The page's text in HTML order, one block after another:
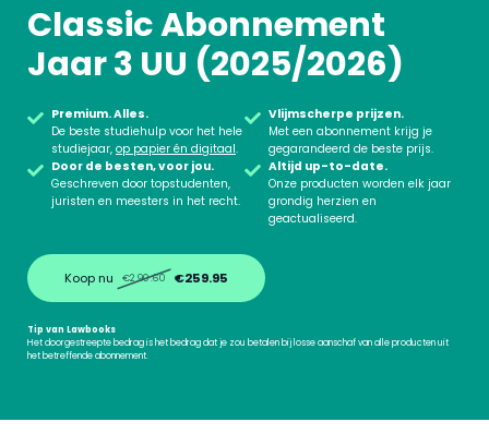
Classic Abonnement
Jaar 3 UU (2025/2026)
Premium. Alles.
De beste studiehulp voor het hele
studiejaar, op papier én digitaal.
Vlijmscherpe prijzen.
Met een abonnement krijg je
gegarandeerd de beste prijs.
Door de besten, voor jou.
Geschreven door topstudenten,
juristen en meesters in het recht.
Altijd up-to-date.
Onze producten worden elk jaar
grondig herzien en
geactualiseerd.
Koop nu €290.60 €259.95
Tip van Lawbooks
Het doorgestreepte bedrag is het bedrag dat je zou betalen bij losse aanschaf van alle producten uit
het betreffende abonnement.